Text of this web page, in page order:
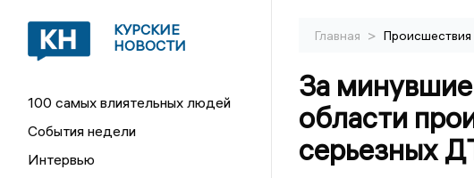
КУРСКИЕ
НОВОСТИ
100 самых влиятельных людей
События недели
Интервью
Главная > Происшествия
За минувшие
области
серьезных